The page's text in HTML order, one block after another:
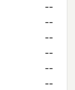
--
--
--
--
--
--